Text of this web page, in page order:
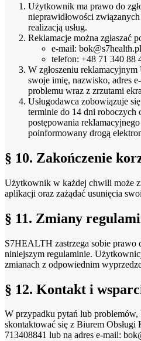
Użytkownik ma prawo do
nieprawidłowości
realizacją usług.
Reklamacje można zgłaszać
e-mail:
telefon: +48 71 340 88
W zgłoszeniu
swoje imię, nazwisko, adres
problemu wraz z zrzutami
Usługodawca zobowiązuje
terminie do 14 dni
postępowania
poinformowany drogą
§ 10. Zakończenie
Użytkownik w każdej chwili może
aplikacji oraz zażądać usunięcia
§ 11. Zmiany
S7HEALTH zastrzega sobie prawo
niniejszym regulaminie.
zmianach z odpowiednim
§ 12. Kontakt i
W przypadku pytań lub
skontaktować się z Biurem
713408841 lub na adres e-mail: